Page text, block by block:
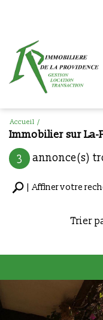
Accueil
Immobilier sur La-
3
annonce(s)
Affiner votre
Trier